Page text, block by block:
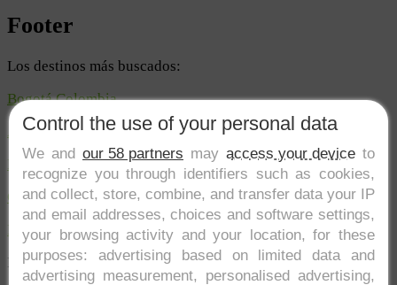
Footer
Los destinos más buscados:
Bogotá Colombia
Amazonas colombiano
Múcura
Cartagena Colombia
Medellín
Las mejores zonas y actividades:
Control the use of your personal data
We and our 58 partners may access your device to
recognize you through identifiers such as cookies,
and collect, store, combine, and transfer data your IP
and email addresses, choices and software settings,
your browsing activity and your location, for these
purposes: advertising based on limited data and
advertising measurement, personalised advertising,